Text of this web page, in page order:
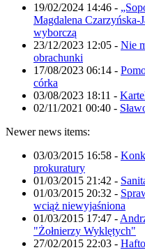
19/02/2024 14:46 -
Magdalena Czarzyńska-
wyborczą
23/12/2023 12:05 - Nie
obrachunki
17/08/2023 06:14 -
córka
03/08/2023 18:11 -
02/11/2021 00:40 -
Newer news items:
03/03/2015 16:58 -
prokuratury
01/03/2015 21:42 -
01/03/2015 20:32 -
wciąż niewyjaśniona
01/03/2015 17:47 -
"Żołnierzy Wyklętych"
27/02/2015 22:03 -